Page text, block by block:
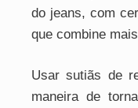
do jeans, com
que combine
Usar sutiãs de
maneira de